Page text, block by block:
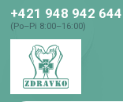
+421 948 942 644
(Po–Pi 8:00–16:00)